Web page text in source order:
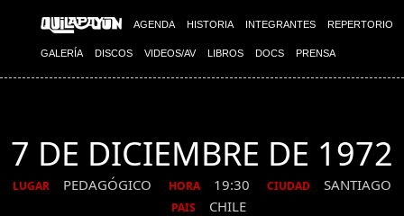
AGENDA HISTORIA INTEGRANTES REPERTORIO
GALERÍA DISCOS VIDEOS/AV LIBROS DOCS PRENSA
7 DE DICIEMBRE DE 1972
LUGAR PEDAGÓGICO HORA 19:30 CIUDAD SANTIAGO
PAIS CHILE